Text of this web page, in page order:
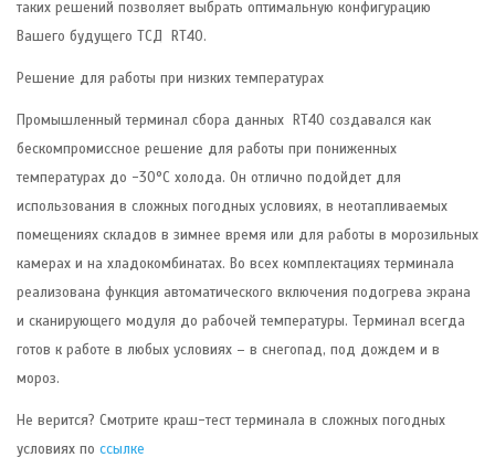
таких решений позволяет выбрать оптимальную конфигурацию
Вашего будущего ТСД RT40.
Решение для работы при низких температурах
Промышленный терминал сбора данных RT40 создавался как
бескомпромиссное решение для работы при пониженных
температурах до -30°C холода. Он отлично подойдет для
использования в сложных погодных условиях, в неотапливаемых
помещениях складов в зимнее время или для работы в морозильных
камерах и на хладокомбинатах. Во всех комплектациях терминала
реализована функция автоматического включения подогрева экрана
и сканирующего модуля до рабочей температуры. Терминал всегда
готов к работе в любых условиях – в снегопад, под дождем и в
мороз.
Не верится? Смотрите краш-тест терминала в сложных погодных
условиях по ссылке